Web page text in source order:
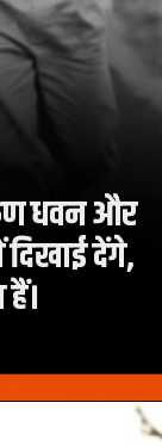
धवन और
दिखाई देंगे,
जो फिल्म की नई ताकत हैं।